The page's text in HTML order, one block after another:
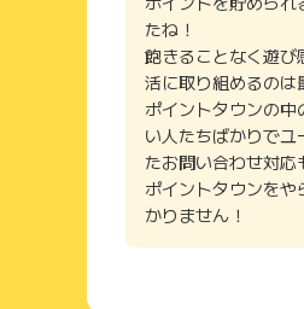
たね！
飽きることなく遊び
活に取り組めるのは
ポイントタウンの中
い人たちばかりでユ
たお問い合わせ対応
ポイントタウンをや
かりません！